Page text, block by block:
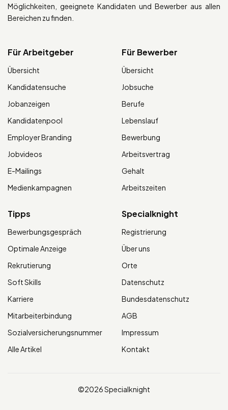
Möglichkeiten, geeignete Kandidaten und Bewerber aus allen
Bereichen zu finden.
Für Arbeitgeber
Übersicht
Kandidatensuche
Jobanzeigen
Kandidatenpool
Employer Branding
Jobvideos
E-Mailings
Medienkampagnen
Für Bewerber
Übersicht
Jobsuche
Berufe
Lebenslauf
Bewerbung
Arbeitsvertrag
Gehalt
Arbeitszeiten
Tipps
Bewerbungsgespräch
Optimale Anzeige
Rekrutierung
Soft Skills
Karriere
Mitarbeiterbindung
Sozialversicherungsnummer
Alle Artikel
Specialknight
Registrierung
Über uns
Orte
Datenschutz
Bundesdatenschutz
AGB
Impressum
Kontakt
©2026 Specialknight